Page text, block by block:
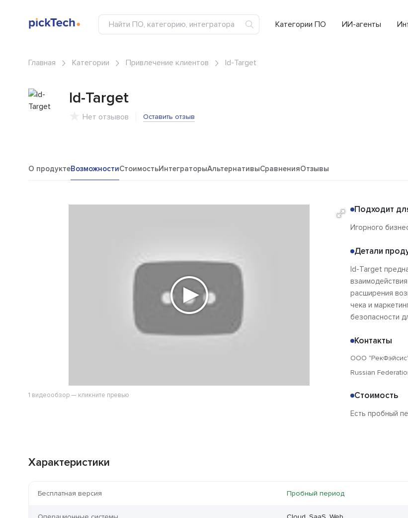
Категории ПО ИИ-агенты
Главная Категории Привлечение клиентов Id-Target
Id-Target
Нет отзывов Оставить отзыв
О продуктеВозможностиСтоимостьИнтеграторыАльтернативыСравненияОтзывы
1 видеообзор — кликните превью
Подходит
Игорного
Детали
Id-Target
расширения
чека и
безопасности
Контакты
ООО
Russian
Стоимость
Есть пробный
Характеристики
Бесплатная версия Пробный период